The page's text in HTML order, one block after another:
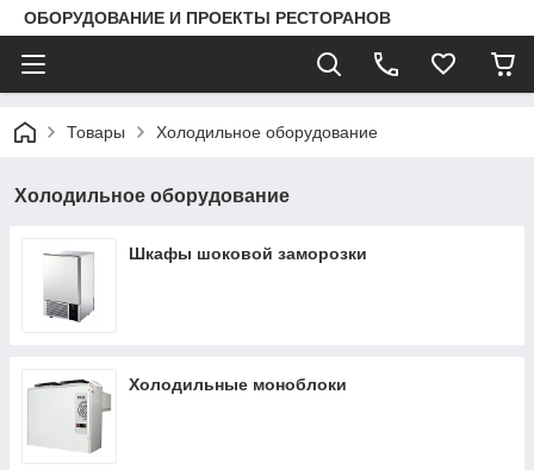
ОБОРУДОВАНИЕ И ПРОЕКТЫ РЕСТОРАНОВ
Товары Холодильное оборудование
Холодильное оборудование
Шкафы шоковой заморозки
Холодильные моноблоки